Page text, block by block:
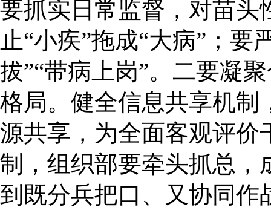
要抓实日常监督，对苗头
止“小疾”拖成“大病”；
拔”“带病上岗”。二要凝
格局。健全信息共享机制
源共享，为全面客观评价
制，组织部要牵头抓总，
到既分兵把口、又协同作